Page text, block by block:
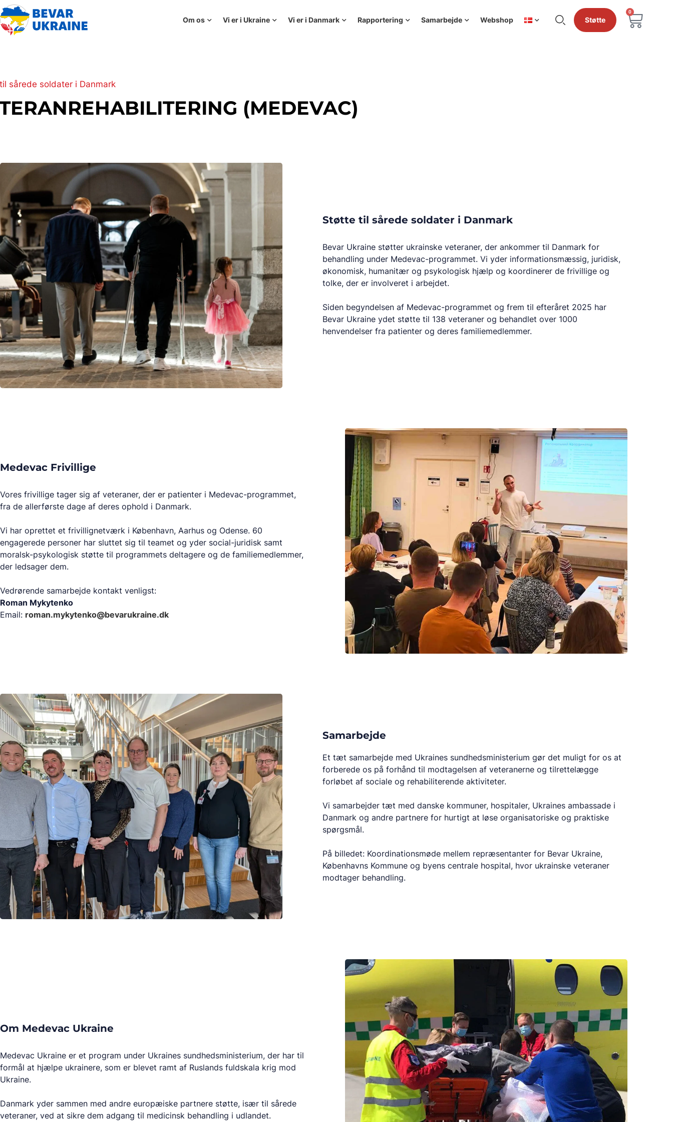
Om os Vi er i Ukraine Vi er i Danmark Rapportering Samarbejde Webshop Støtte
0
sårede soldater i Danmark
(MEDEVAC)
Støtte til sårede soldater i Danmark
Bevar Ukraine støtter ukrainske veteraner, der ankommer til Danmark for
behandling under Medevac-programmet. Vi yder informationsmæssig, juridisk,
økonomisk, humanitær og psykologisk hjælp og koordinerer de frivillige og
tolke, der er involveret i arbejdet.
Siden begyndelsen af Medevac-programmet og frem til efteråret 2025 har
Bevar Ukraine ydet støtte til 138 veteraner og behandlet over 1000
henvendelser fra patienter og deres familiemedlemmer.
Medevac Frivillige
Vores frivillige tager sig af veteraner, der er patienter i Medevac-programmet,
fra de allerførste dage af deres ophold i Danmark.
Vi har oprettet et frivillignetværk i København, Aarhus og Odense. 60
engagerede personer har sluttet sig til teamet og yder social-juridisk samt
moralsk-psykologisk støtte til programmets deltagere og de familiemedlemmer,
der ledsager dem.
Vedrørende samarbejde kontakt venligst:
Roman Mykytenko
Email: roman.mykytenko@bevarukraine.dk
Samarbejde
Et tæt samarbejde med Ukraines sundhedsministerium gør det muligt for os at
forberede os på forhånd til modtagelsen af veteranerne og tilrettelægge
forløbet af sociale og rehabiliterende aktiviteter.
Vi samarbejder tæt med danske kommuner, hospitaler, Ukraines ambassade i
Danmark og andre partnere for hurtigt at løse organisatoriske og praktiske
spørgsmål.
På billedet: Koordinationsmøde mellem repræsentanter for Bevar Ukraine,
Københavns Kommune og byens centrale hospital, hvor ukrainske veteraner
modtager behandling.
Om Medevac Ukraine
Medevac Ukraine er et program under Ukraines sundhedsministerium, der har til
formål at hjælpe ukrainere, som er blevet ramt af Ruslands fuldskala krig mod
Ukraine.
Danmark yder sammen med andre europæiske partnere støtte, især til sårede
veteraner, ved at sikre dem adgang til medicinsk behandling i udlandet.